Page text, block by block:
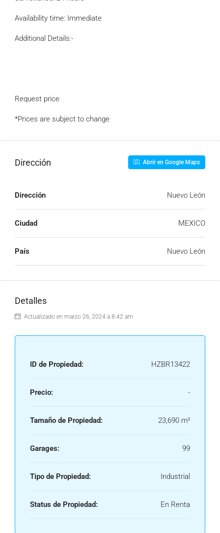
Availability time: Immediate
Additional Details:-
Request price
*Prices are subject to change
Dirección Abrir en Google Maps
Dirección Nuevo León
Ciudad MEXICO
País Nuevo León
Detalles
Actualizado en marzo 26, 2024 a 8:42 am
ID de Propiedad: HZBR13422
Precio: -
Tamaño de Propiedad: 23,690 m²
Garages: 99
Tipo de Propiedad: Industrial
Status de Propiedad: En Renta